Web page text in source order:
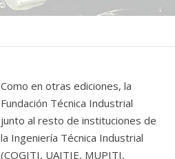
Como en otras ediciones, la
Fundación Técnica Industrial
junto al resto de instituciones de
la Ingeniería Técnica Industrial
(COGITI, UAITIE, MUPITI,